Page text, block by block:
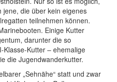
jene, die über kein eigenes
teilnehmen können.
Einige Kutter
darunter die so
Klasse-Kutter – ehemalige
die Jugendwanderkutter.
„Sehnähe“ statt und zwar